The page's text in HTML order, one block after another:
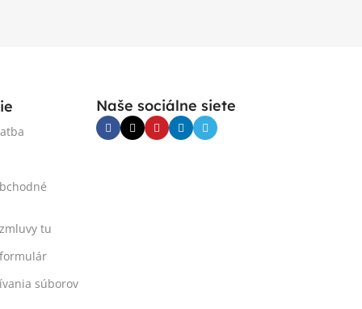
tu
súborov
Naše sociálne siete